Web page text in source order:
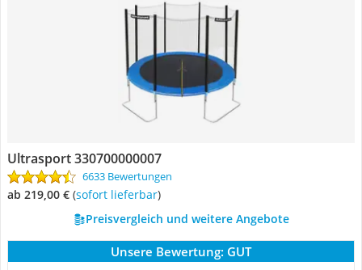
Ultrasport 330700000007
6633 Bewertungen
ab 219,00 € ( Sofort lieferbar)
Preisvergleich und weitere Angebote
Unsere Bewertung: GUT